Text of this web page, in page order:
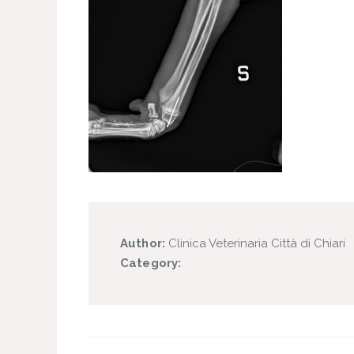
Author: Clinica Veterinaria Città di Chiari
Category: